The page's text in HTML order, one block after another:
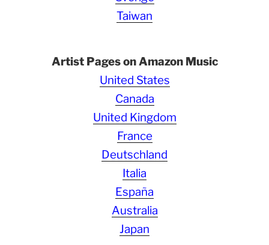
Taiwan
Artist Pages on Amazon Music
United States
Canada
United Kingdom
France
Deutschland
Italia
España
Australia
Japan